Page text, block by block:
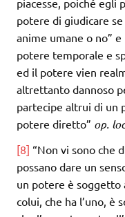
piacesse, poiché egli
potere di giudicare
anime umane o no”
potere temporale e
ed il potere vien
altrettanto dannoso
partecipe altrui di un
potere diretto” op.
[8] “Non vi sono che
possano dare un
un potere è soggetto
colui, che ha l’uno, è